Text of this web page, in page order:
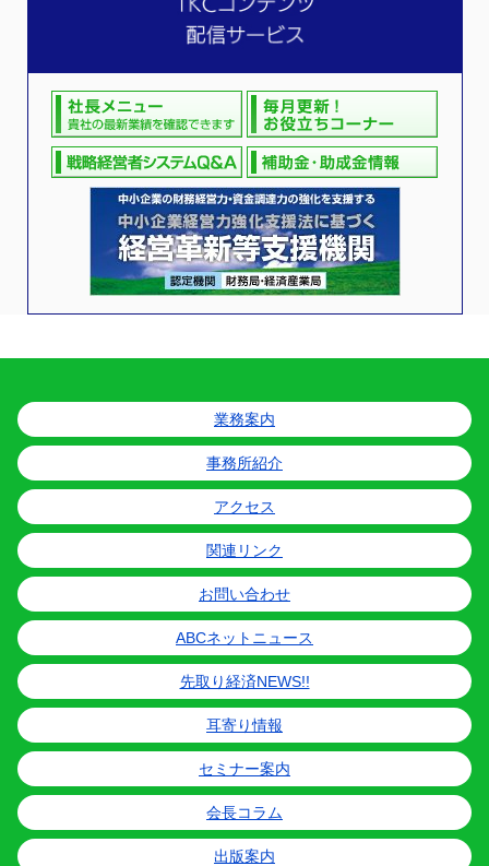
業務案内
事務所紹介
アクセス
関連リンク
お問い合わせ
ABCネットニュース
先取り経済NEWS!!
耳寄り情報
セミナー案内
会長コラム
出版案内